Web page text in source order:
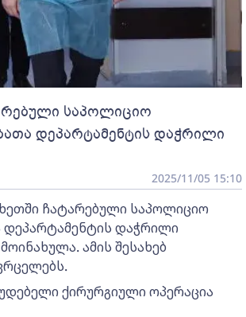
საპოლიციო
დეპარტამენტის დაჭრილი
2025/11/05 15:10
ჩატარებული საპოლიციო
დეპარტამენტის დაჭრილი
ამის შესახებ
ქირურგიული ოპერაცია